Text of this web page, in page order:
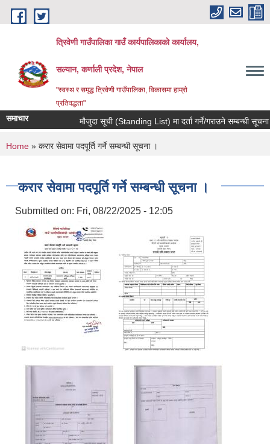
Skip to main content
त्रिवेणी गाउँपालिका गाउँ कार्यपालिकाकाे कार्यालय,
सल्यान, कर्णाली प्रदेश, नेपाल
"स्वस्थ र समृद्ध त्रिवेणी गाउँपालिका, विकासमा हाम्राे
प्रतिवद्धता"
समाचार मौजुदा सूची (Standing List) मा दर्ता गर्ने/गराउने सम्बन्धी सूचना
You are here
Home » करार सेवामा पदपूर्ति गर्ने सम्बन्धी सूचना ।
करार सेवामा पदपूर्ति गर्ने सम्बन्धी सूचना ।
Submitted on: Fri, 08/22/2025 - 12:05